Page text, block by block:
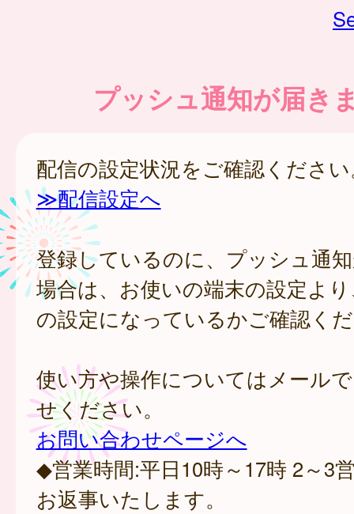
プッシュ通知が届き
配信の設定状況をご確認くださ
≫配信設定へ
登録しているのに、プッシュ通
場合は、お使いの端末の設定よ
の設定になっているかご確認く
使い方や操作についてはメール
せください。
お問い合わせページへ
◆営業時間:平日10時～17時 2～3
お返事いたします。